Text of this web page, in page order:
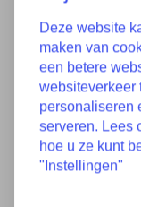
Eigenschaften
Zustand
Deze website
maken van
een betere
websiteverkeer
personaliseren
serveren. Lees
hoe u ze kunt
"Instellingen"